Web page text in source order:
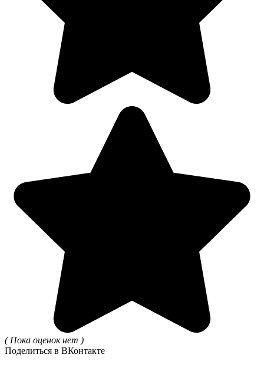
( Пока оценок нет )
Поделиться в ВКонтакте